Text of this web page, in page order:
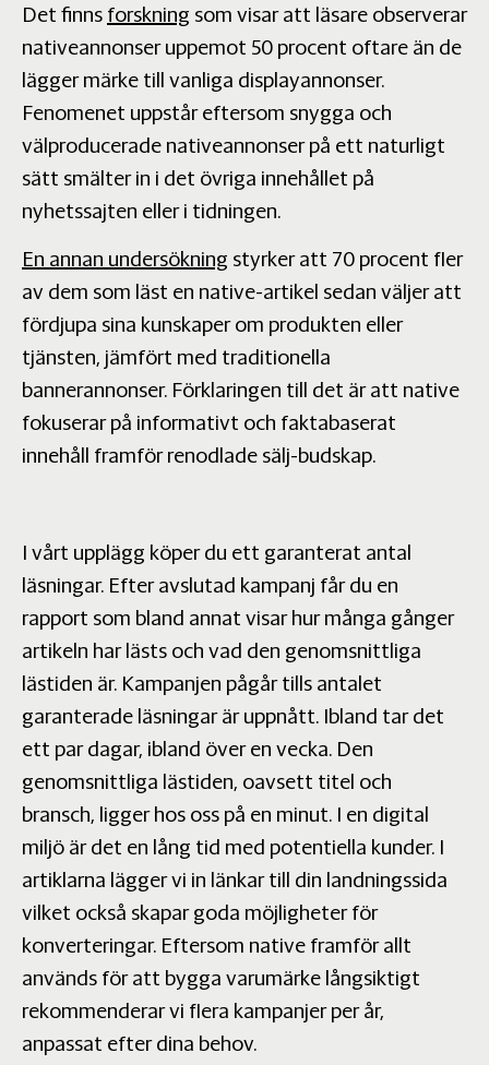
Det finns forskning som visar att läsare observerar
nativeannonser uppemot 50 procent oftare än de
lägger märke till vanliga displayannonser.
Fenomenet uppstår eftersom snygga och
välproducerade nativeannonser på ett naturligt
sätt smälter in i det övriga innehållet på
nyhetssajten eller i tidningen.
En annan undersökning styrker att 70 procent fler
av dem som läst en native-artikel sedan väljer att
fördjupa sina kunskaper om produkten eller
tjänsten, jämfört med traditionella
bannerannonser. Förklaringen till det är att native
fokuserar på informativt och faktabaserat
innehåll framför renodlade sälj-budskap.
I vårt upplägg köper du ett garanterat antal
läsningar. Efter avslutad kampanj får du en
rapport som bland annat visar hur många gånger
artikeln har lästs och vad den genomsnittliga
lästiden är. Kampanjen pågår tills antalet
garanterade läsningar är uppnått. Ibland tar det
ett par dagar, ibland över en vecka. Den
genomsnittliga lästiden, oavsett titel och
bransch, ligger hos oss på en minut. I en digital
miljö är det en lång tid med potentiella kunder. I
artiklarna lägger vi in länkar till din landningssida
vilket också skapar goda möjligheter för
konverteringar. Eftersom native framför allt
används för att bygga varumärke långsiktigt
rekommenderar vi flera kampanjer per år,
anpassat efter dina behov.